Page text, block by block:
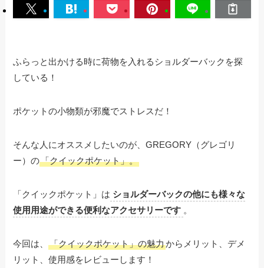
ふらっと出かける時に荷物を入れるショルダーバックを探
している！
ポケットの小物類が邪魔でストレスだ！
そんな人にオススメしたいのが、GREGORY（グレゴリ
ー）の「クイックポケット」。
「クイックポケット」は ショルダーバックの他にも様々な
使用用途ができる便利なアクセサリーです 。
今回は、「クイックポケット」の魅力からメリット、デメ
リット、使用感をレビューします！